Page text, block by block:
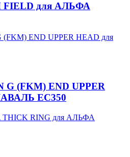
для АЛЬФА
(FKM) END UPPER
EC350